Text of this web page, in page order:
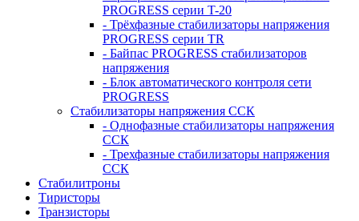
PROGRESS серии T-20
- Трёхфазные стабилизаторы напряжения
PROGRESS серии TR
- Байпас PROGRESS стабилизаторов
напряжения
- Блок автоматического контроля сети
PROGRESS
Стабилизаторы напряжения ССК
- Однофазные стабилизаторы напряжения
ССК
- Трехфазные стабилизаторы напряжения
ССК
Стабилитроны
Тиристоры
Транзисторы